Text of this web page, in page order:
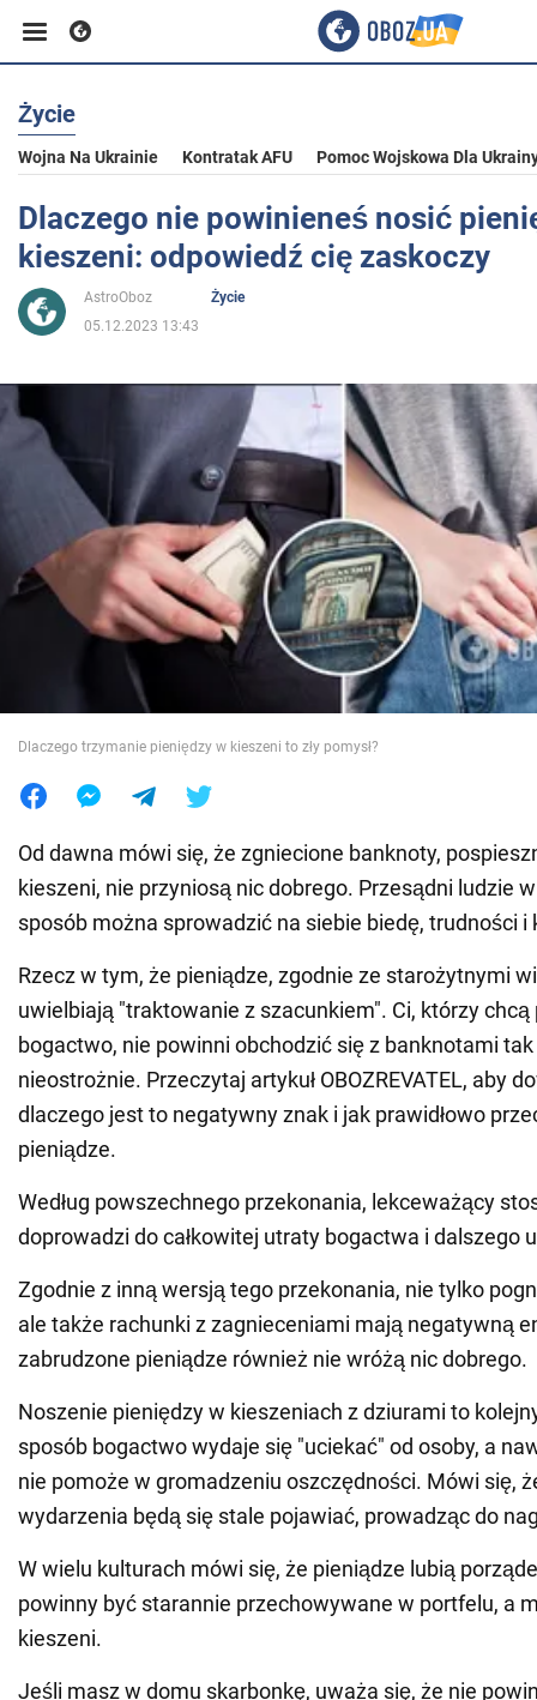
Biznes
Sport
Rozrywka
Polityka
Społeczeństwo
Wojna na Ukrainie
Jedzenie
Życie
Wojna Na Ukrainie Kontratak AFU Pomoc Wojskowa Dla
Dlaczego nie powinieneś nosić
kieszeni: odpowiedź cię zaskoczy
AstroOboz
Życie
05.12.2023 13:43
Dlaczego trzymanie pieniędzy w kieszeni to zły pomysł?
Od dawna mówi się, że zgniecione banknoty,
kieszeni, nie przyniosą nic dobrego. Przesądni ludzie
sposób można sprowadzić na siebie biedę, trudności i
Rzecz w tym, że pieniądze, zgodnie ze starożytnymi
uwielbiają "traktowanie z szacunkiem". Ci, którzy chcą
bogactwo, nie powinni obchodzić się z banknotami
nieostrożnie. Przeczytaj artykuł OBOZREVATEL, aby
dlaczego jest to negatywny znak i jak prawidłowo
pieniądze.
Według powszechnego przekonania, lekceważący
doprowadzi do całkowitej utraty bogactwa i dalszego
Zgodnie z inną wersją tego przekonania, nie tylko
ale także rachunki z zagnieceniami mają negatywną
zabrudzone pieniądze również nie wróżą nic dobrego.
Noszenie pieniędzy w kieszeniach z dziurami to
sposób bogactwo wydaje się "uciekać" od osoby, a
nie pomoże w gromadzeniu oszczędności. Mówi się,
wydarzenia będą się stale pojawiać, prowadząc do
W wielu kulturach mówi się, że pieniądze lubią
powinny być starannie przechowywane w portfelu, a
kieszeni.
Jeśli masz w domu skarbonkę, uważa się, że nie